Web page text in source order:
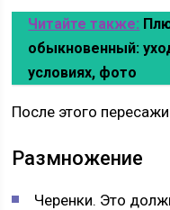
Читайте также:
обыкновенный:
условиях, фото
После этого
Размножение
Черенки. Это